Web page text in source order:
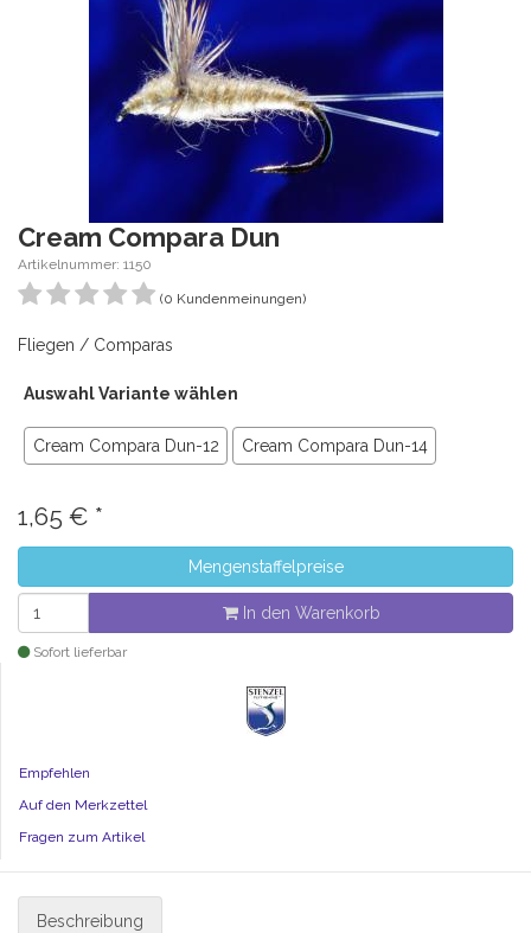
Cream Compara Dun
Artikelnummer: 1150
(0 Kundenmeinungen)
Fliegen / Comparas
Auswahl Variante wählen
Cream Compara Dun-12 Cream Compara Dun-14
1,65 € *
Mengenstaffelpreise
In den Warenkorb
Sofort lieferbar
Empfehlen
Auf den Merkzettel
Fragen zum Artikel
Beschreibung